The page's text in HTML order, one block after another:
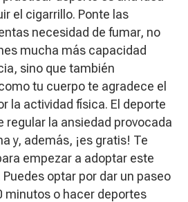
el cigarrillo. Ponte las
necesidad de fumar, no
mucha más capacidad
sino que también
tu cuerpo te agradece el
la actividad física. El deporte
regular la ansiedad provocada
y, además, ¡es gratis! Te
empezar a adoptar este
optar por dar un paseo
minutos o hacer deportes